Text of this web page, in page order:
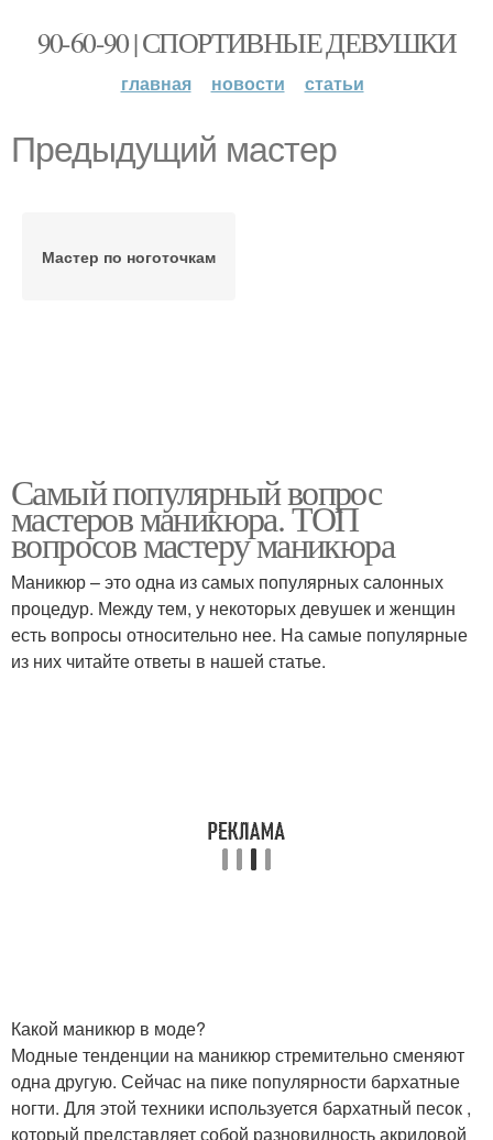
90-60-90 | СПОРТИВНЫЕ ДЕВУШКИ
главная новости статьи
Предыдущий мастер
Мастер по ноготочкам
Самый популярный вопрос
мастеров маникюра. ТОП
вопросов мастеру маникюра
Маникюр – это одна из самых популярных салонных
процедур. Между тем, у некоторых девушек и женщин
есть вопросы относительно нее. На самые популярные
из них читайте ответы в нашей статье.
Какой маникюр в моде?
Модные тенденции на маникюр стремительно сменяют
одна другую. Сейчас на пике популярности бархатные
ногти. Для этой техники используется бархатный песок ,
который представляет собой разновидность акриловой